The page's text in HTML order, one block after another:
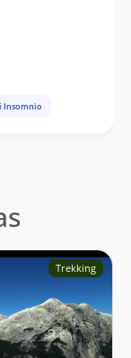
Insomnio
Trekking